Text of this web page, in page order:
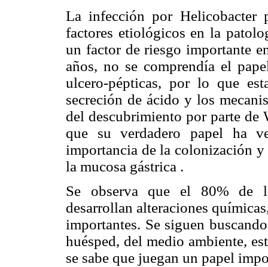
La infección por Helicobacter
factores etiológicos en la
un factor de riesgo importante
años, no se comprendía el
ulcero-pépticas, por lo que
secreción de ácido y los
del descubrimiento por parte
que su verdadero papel ha
importancia de la colonización
la mucosa gástrica .
Se observa que el 80% de
desarrollan alteraciones
importantes. Se siguen
huésped, del medio ambiente,
se sabe que juegan un papel